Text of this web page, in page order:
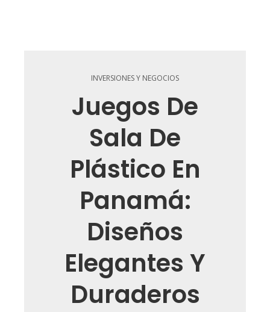
INVERSIONES Y NEGOCIOS
Juegos De
Sala De
Plástico En
Panamá:
Diseños
Elegantes Y
Duraderos